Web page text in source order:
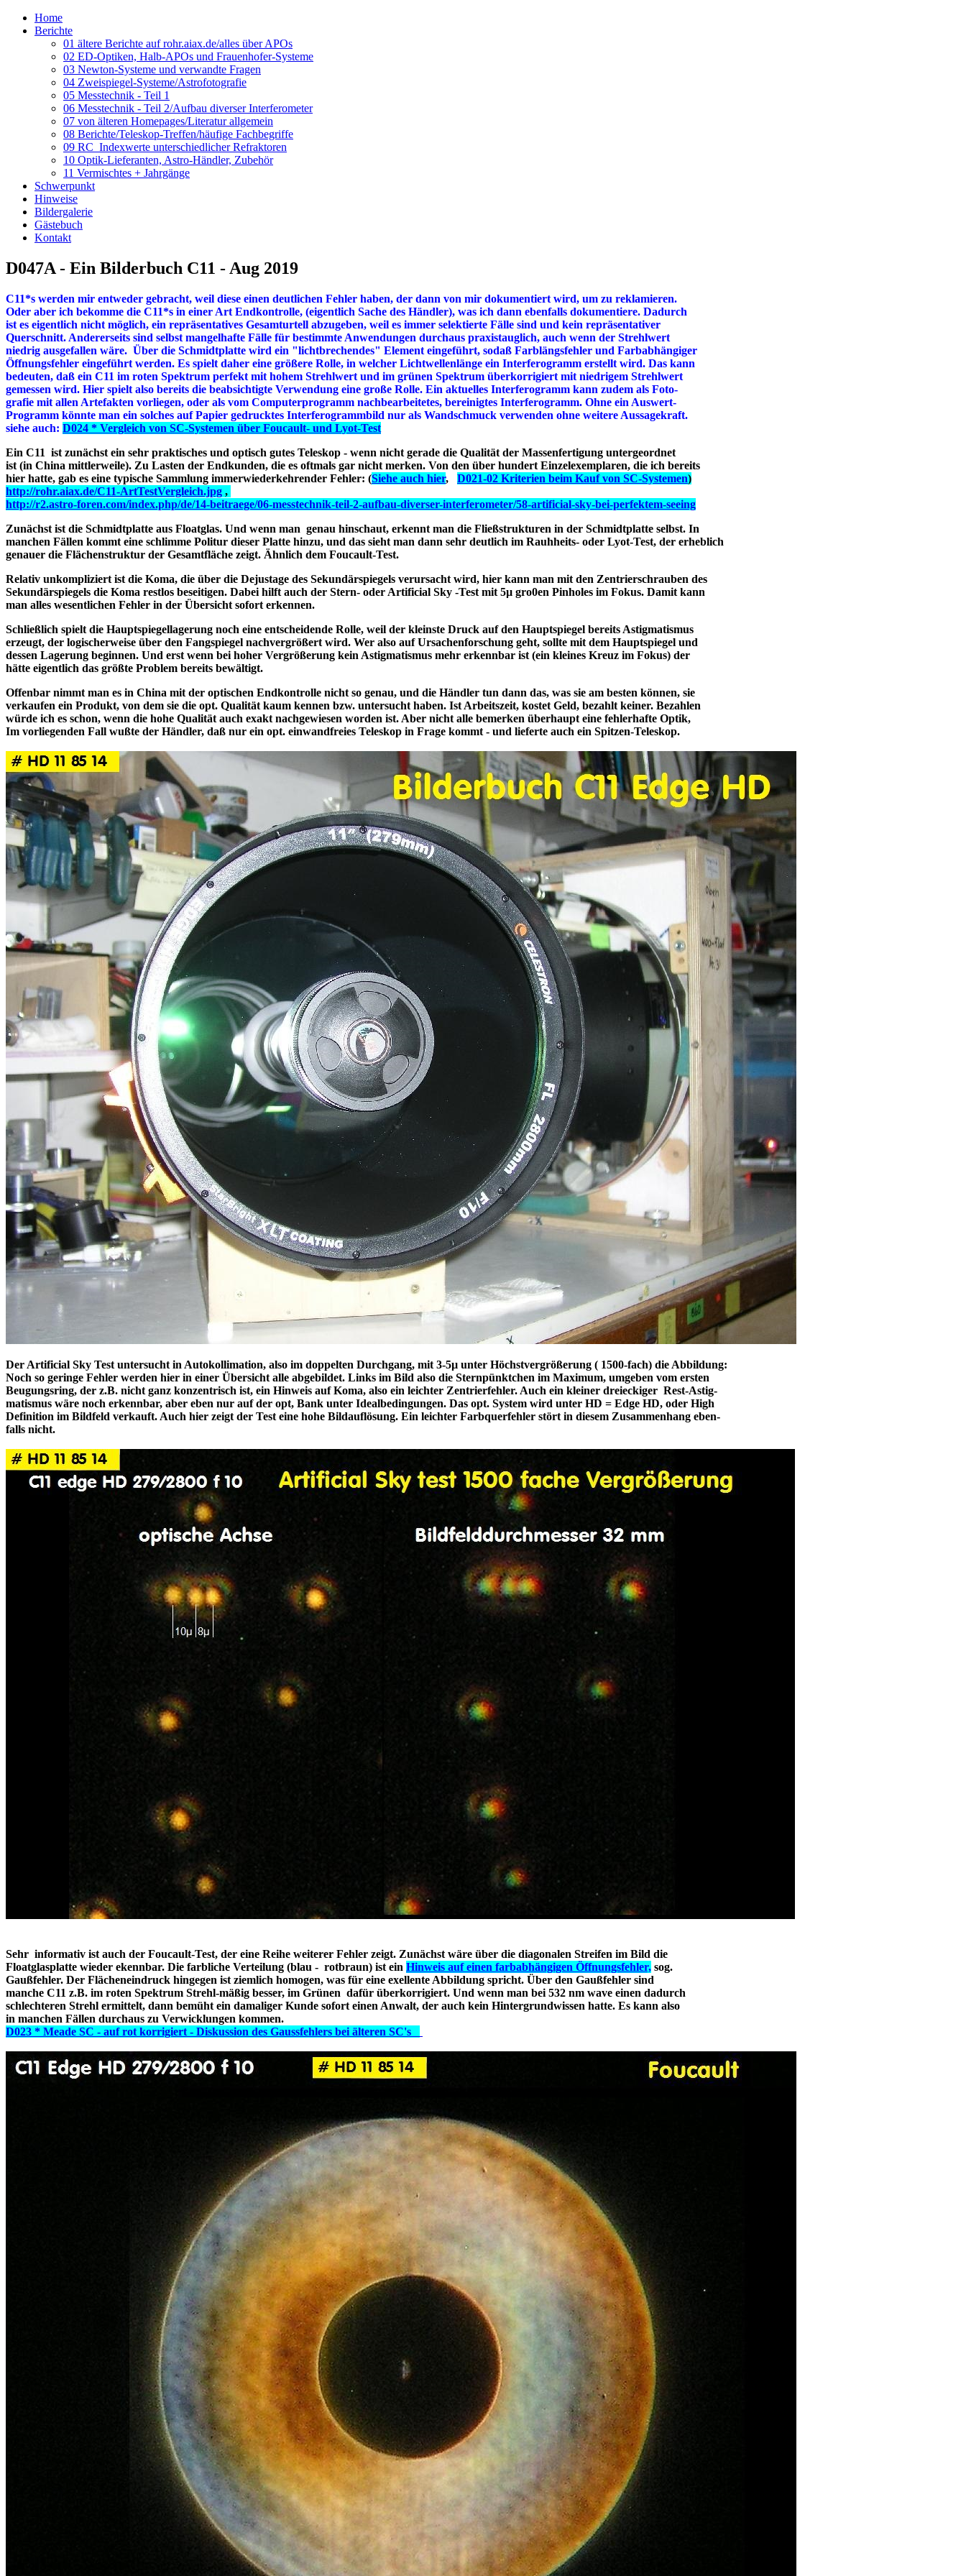
Home
Berichte
01 ältere Berichte auf rohr.aiax.de/alles über APOs
02 ED-Optiken, Halb-APOs und Frauenhofer-Systeme
03 Newton-Systeme und verwandte Fragen
04 Zweispiegel-Systeme/Astrofotografie
05 Messtechnik - Teil 1
06 Messtechnik - Teil 2/Aufbau diverser Interferometer
07 von älteren Homepages/Literatur allgemein
08 Berichte/Teleskop-Treffen/häufige Fachbegriffe
09 RC_Indexwerte unterschiedlicher Refraktoren
10 Optik-Lieferanten, Astro-Händler, Zubehör
11 Vermischtes + Jahrgänge
Schwerpunkt
Hinweise
Bildergalerie
Gästebuch
Kontakt
D047A - Ein Bilderbuch C11 - Aug 2019
C11*s werden mir entweder gebracht, weil diese einen deutlichen Fehler haben, der dann von mir dokumentiert wird, um zu reklamieren.
Oder aber ich bekomme die C11*s in einer Art Endkontrolle, (eigentlich Sache des Händler), was ich dann ebenfalls dokumentiere. Dadurch
ist es eigentlich nicht möglich, ein repräsentatives Gesamturtell abzugeben, weil es immer selektierte Fälle sind und kein repräsentativer
Querschnitt. Andererseits sind selbst mangelhafte Fälle für bestimmte Anwendungen durchaus praxistauglich, auch wenn der Strehlwert
niedrig ausgefallen wäre. Über die Schmidtplatte wird ein "lichtbrechendes" Element eingeführt, sodaß Farblängsfehler und Farbabhängiger
Öffnungsfehler eingeführt werden. Es spielt daher eine größere Rolle, in welcher Lichtwellenlänge ein Interferogramm erstellt wird. Das kann
bedeuten, daß ein C11 im roten Spektrum perfekt mit hohem Strehlwert und im grünen Spektrum überkorrigiert mit niedrigem Strehlwert
gemessen wird. Hier spielt also bereits die beabsichtigte Verwendung eine große Rolle. Ein aktuelles Interferogramm kann zudem als Foto-
grafie mit allen Artefakten vorliegen, oder als vom Computerprogramm nachbearbeitetes, bereinigtes Interferogramm. Ohne ein Auswert-
Programm könnte man ein solches auf Papier gedrucktes Interferogrammbild nur als Wandschmuck verwenden ohne weitere Aussagekraft.
siehe auch: D024 * Vergleich von SC-Systemen über Foucault- und Lyot-Test
Ein C11 ist zunächst ein sehr praktisches und optisch gutes Teleskop - wenn nicht gerade die Qualität der Massenfertigung untergeordnet
ist (in China mittlerweile). Zu Lasten der Endkunden, die es oftmals gar nicht merken. Von den über hundert Einzelexemplaren, die ich bereits
hier hatte, gab es eine typische Sammlung immerwiederkehrender Fehler: (Siehe auch hier, D021-02 Kriterien beim Kauf von SC-Systemen)
http://rohr.aiax.de/C11-ArtTestVergleich.jpg ,
http://r2.astro-foren.com/index.php/de/14-beitraege/06-messtechnik-teil-2-aufbau-diverser-interferometer/58-artificial-sky-bei-perfektem-seeing
Zunächst ist die Schmidtplatte aus Floatglas. Und wenn man genau hinschaut, erkennt man die Fließstrukturen in der Schmidtplatte selbst. In
manchen Fällen kommt eine schlimme Politur dieser Platte hinzu, und das sieht man dann sehr deutlich im Rauhheits- oder Lyot-Test, der erheblich
genauer die Flächenstruktur der Gesamtfläche zeigt. Ähnlich dem Foucault-Test.
Relativ unkompliziert ist die Koma, die über die Dejustage des Sekundärspiegels verursacht wird, hier kann man mit den Zentrierschrauben des
Sekundärspiegels die Koma restlos beseitigen. Dabei hilft auch der Stern- oder Artificial Sky -Test mit 5µ gro0en Pinholes im Fokus. Damit kann
man alles wesentlichen Fehler in der Übersicht sofort erkennen.
Schließlich spielt die Hauptspiegellagerung noch eine entscheidende Rolle, weil der kleinste Druck auf den Hauptspiegel bereits Astigmatismus
erzeugt, der logischerweise über den Fangspiegel nachvergrößert wird. Wer also auf Ursachenforschung geht, sollte mit dem Hauptspiegel und
dessen Lagerung beginnen. Und erst wenn bei hoher Vergrößerung kein Astigmatismus mehr erkennbar ist (ein kleines Kreuz im Fokus) der
hätte eigentlich das größte Problem bereits bewältigt.
Offenbar nimmt man es in China mit der optischen Endkontrolle nicht so genau, und die Händler tun dann das, was sie am besten können, sie
verkaufen ein Produkt, von dem sie die opt. Qualität kaum kennen bzw. untersucht haben. Ist Arbeitszeit, kostet Geld, bezahlt keiner. Bezahlen
würde ich es schon, wenn die hohe Qualität auch exakt nachgewiesen worden ist. Aber nicht alle bemerken überhaupt eine fehlerhafte Optik,
Im vorliegenden Fall wußte der Händler, daß nur ein opt. einwandfreies Teleskop in Frage kommt - und lieferte auch ein Spitzen-Teleskop.
Der Artificial Sky Test untersucht in Autokollimation, also im doppelten Durchgang, mit 3-5µ unter Höchstvergrößerung ( 1500-fach) die Abbildung:
Noch so geringe Fehler werden hier in einer Übersicht alle abgebildet. Links im Bild also die Sternpünktchen im Maximum, umgeben vom ersten
Beugungsring, der z.B. nicht ganz konzentrisch ist, ein Hinweis auf Koma, also ein leichter Zentrierfehler. Auch ein kleiner dreieckiger Rest-Astig-
matismus wäre noch erkennbar, aber eben nur auf der opt, Bank unter Idealbedingungen. Das opt. System wird unter HD = Edge HD, oder High
Definition im Bildfeld verkauft. Auch hier zeigt der Test eine hohe Bildauflösung. Ein leichter Farbquerfehler stört in diesem Zusammenhang eben-
falls nicht.
Sehr informativ ist auch der Foucault-Test, der eine Reihe weiterer Fehler zeigt. Zunächst wäre über die diagonalen Streifen im Bild die
Floatglasplatte wieder ekennbar. Die farbliche Verteilung (blau - rotbraun) ist ein Hinweis auf einen farbabhängigen Öffnungsfehler, sog.
Gaußfehler. Der Flächeneindruck hingegen ist ziemlich homogen, was für eine exellente Abbildung spricht. Über den Gaußfehler sind
manche C11 z.B. im roten Spektrum Strehl-mäßig besser, im Grünen dafür überkorrigiert. Und wenn man bei 532 nm wave einen dadurch
schlechteren Strehl ermittelt, dann bemüht ein damaliger Kunde sofort einen Anwalt, der auch kein Hintergrundwissen hatte. Es kann also
in manchen Fällen durchaus zu Verwicklungen kommen.
D023 * Meade SC - auf rot korrigiert - Diskussion des Gaussfehlers bei älteren SC's